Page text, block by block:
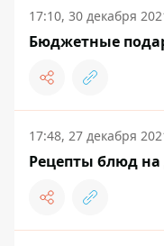
17:10, 30 декабря
Бюджетные
17:48, 27 декабря
Рецепты блюд